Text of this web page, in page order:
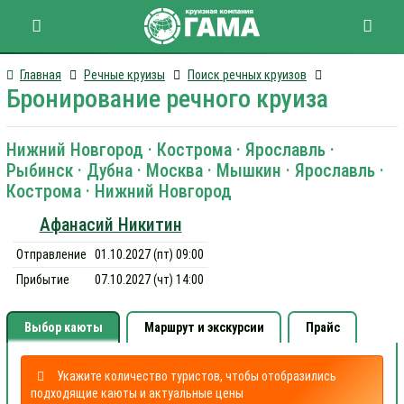
Главная Речные круизы Поиск речных круизов
Бронирование речного круиза
Нижний Новгород · Кострома · Ярославль ·
Рыбинск · Дубна · Москва · Мышкин · Ярославль ·
Кострома · Нижний Новгород
Афанасий Никитин
Отправление
01.10.2027 (пт) 09:00
Прибытие
07.10.2027 (чт) 14:00
Выбор каюты Маршрут и экскурсии Прайс
Укажите количество туристов, чтобы отобразились
подходящие каюты и актуальные цены